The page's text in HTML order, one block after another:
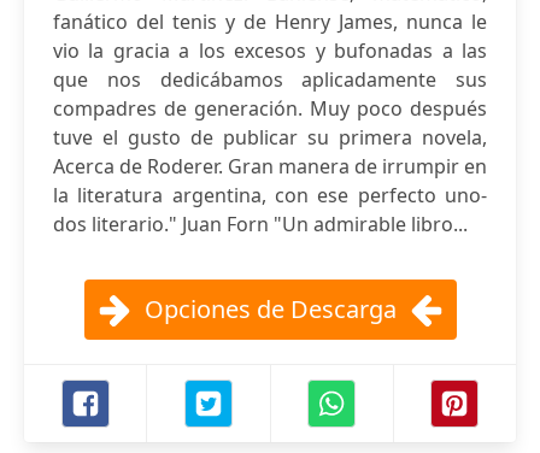
fanático del tenis y de Henry James, nunca le
vio la gracia a los excesos y bufonadas a las
que nos dedicábamos aplicadamente sus
compadres de generación. Muy poco después
tuve el gusto de publicar su primera novela,
Acerca de Roderer. Gran manera de irrumpir en
la literatura argentina, con ese perfecto uno-
dos literario." Juan Forn "Un admirable libro...
Opciones de Descarga